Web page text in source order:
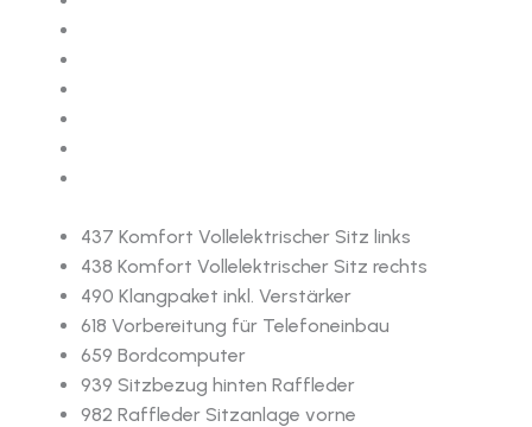
437 Komfort Vollelektrischer Sitz links
438 Komfort Vollelektrischer Sitz rechts
490 Klangpaket inkl. Verstärker
618 Vorbereitung für Telefoneinbau
659 Bordcomputer
939 Sitzbezug hinten Raffleder
982 Raffleder Sitzanlage vorne